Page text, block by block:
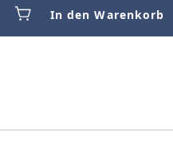
In den Warenkorb